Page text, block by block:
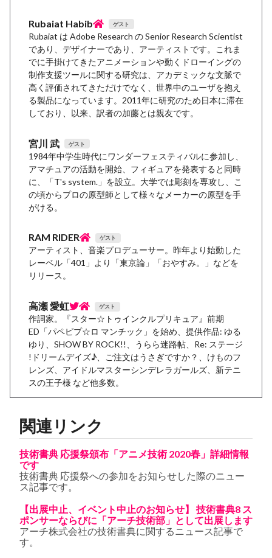
Rubaiat Habib ゲスト
Rubaiat は Adobe Research の Senior Research Scientist
であり、デザイナーであり、アーティストです。これま
でに手掛けてきたアニメーションや動くドローイングの
制作支援ツールに関する研究は、アカデミックな文脈で
高く評価されてきただけでなく、世界中のユーザを抱え
る製品になっています。2011年に研究のため日本に滞在
しており、以来、訳者の加藤とは親友です。
宮川 武 ゲスト
1984年中学生時代にワンダーフェスティバルに参加し、
アマチュアの活動を開始、フィギュアを発表すると同時
に、「T's system.」を設立。大学では彫刻を専攻し、こ
の頃からプロの原型師として様々なメーカーの原型を手
がける。
RAM RIDER ゲスト
アーティスト、音楽プロデューサー。昨年より始動した
レーベル「401」より「東京論」「おやすみ。」などを
リリース。
高瀬 愛虹 ゲスト
作詞家。『スター☆トゥインクルプリキュア』前期
ED「パペピプ☆ロ マンチック」を始め、提供作品: ゆる
ゆり、SHOW BY ROCK!!、うらら迷路帖、Re: ステージ
!ドリームデイズ♪、ご注文はうさぎですか？、けものフ
レンズ、アイドルマスターシンデレラガールズ、新テニ
スの王子様 など他多数。
関連リンク
技術書典 応援祭頒布「アニメ技術 2020春」詳細情報
です
技術書典 応援祭への参加をお知らせした際のニュー
ス記事です。
【出展中止、イベント中止のお知らせ】 技術書典8 ス
ポンサーならびに「アーチ技術部」として出展します
アーチ株式会社の技術書典に関するニュース記事で
す。